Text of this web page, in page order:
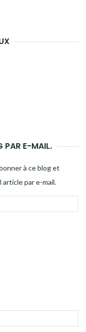
PAR E-MAIL.
à ce blog et
par e-mail.